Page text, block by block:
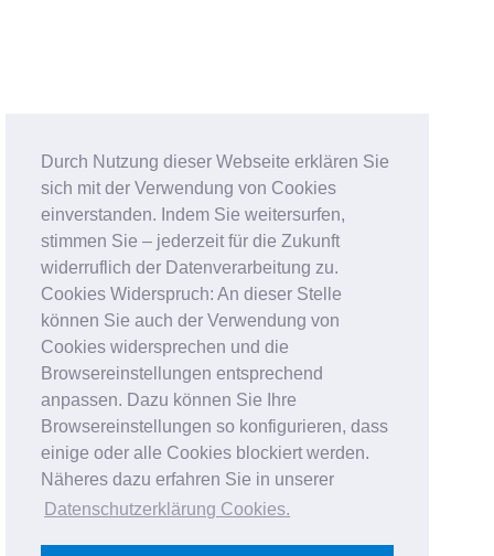
Durch Nutzung dieser Webseite erklären Sie
sich mit der Verwendung von Cookies
einverstanden. Indem Sie weitersurfen,
stimmen Sie – jederzeit für die Zukunft
widerruflich der Datenverarbeitung zu.
Cookies Widerspruch: An dieser Stelle
können Sie auch der Verwendung von
Cookies widersprechen und die
Browsereinstellungen entsprechend
anpassen. Dazu können Sie Ihre
Browsereinstellungen so konfigurieren, dass
einige oder alle Cookies blockiert werden.
Näheres dazu erfahren Sie in unserer
Datenschutzerklärung Cookies.